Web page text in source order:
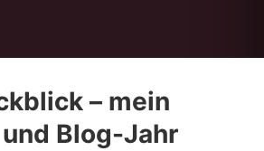
– mein
Blog-Jahr